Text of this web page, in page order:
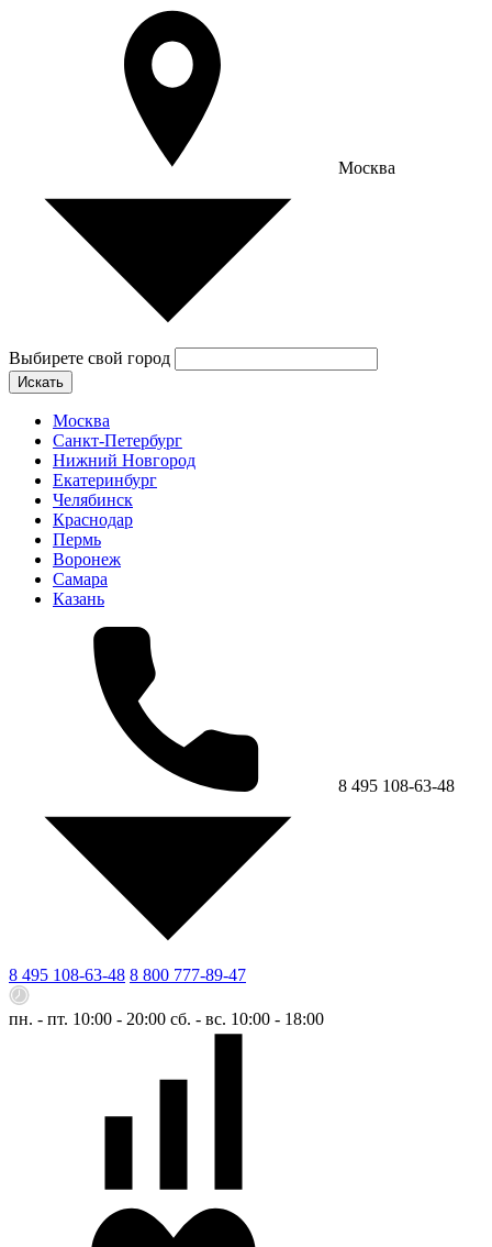
Москва
Выбирете свой город
Искать
Москва
Санкт-Петербург
Нижний Новгород
Екатеринбург
Челябинск
Краснодар
Пермь
Воронеж
Самара
Казань
8 495 108-63-48
8 495 108-63-48 8 800 777-89-47
пн. - пт. 10:00 - 20:00 сб. - вс. 10:00 - 18:00